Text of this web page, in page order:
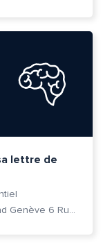
lettre de
Cité des Métiers du Grand Genève 6 Rue Prévost-Martin 1205 Genève